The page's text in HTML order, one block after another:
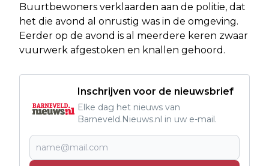
Buurtbewoners verklaarden aan de politie, dat
het die avond al onrustig was in de omgeving.
Eerder op de avond is al meerdere keren zwaar
vuurwerk afgestoken en knallen gehoord.
Inschrijven voor de nieuwsbrief
Elke dag het nieuws van
Barneveld.Nieuws.nl in uw e-mail.